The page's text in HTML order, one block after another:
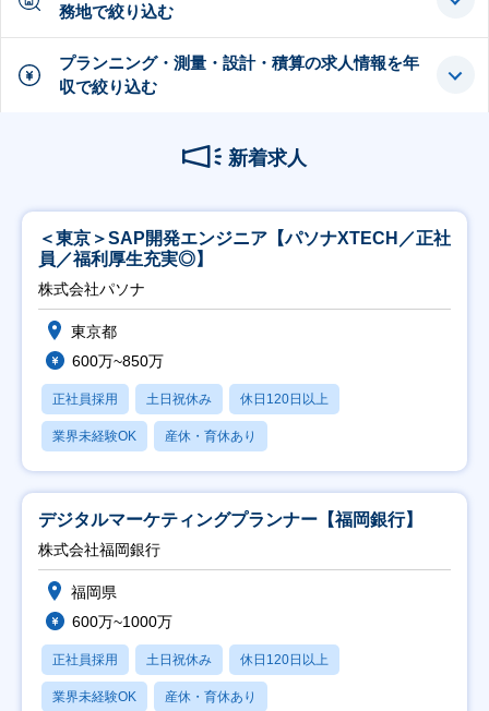
務地で絞り込む
プランニング・測量・設計・積算の求人情報を年
収で絞り込む
新着求人
＜東京＞SAP開発エンジニア【パソナXTECH／正社
員／福利厚生充実◎】
株式会社パソナ
東京都
600万~850万
正社員採用 土日祝休み 休日120日以上
業界未経験OK 産休・育休あり
デジタルマーケティングプランナー【福岡銀行】
株式会社福岡銀行
福岡県
600万~1000万
正社員採用 土日祝休み 休日120日以上
業界未経験OK 産休・育休あり